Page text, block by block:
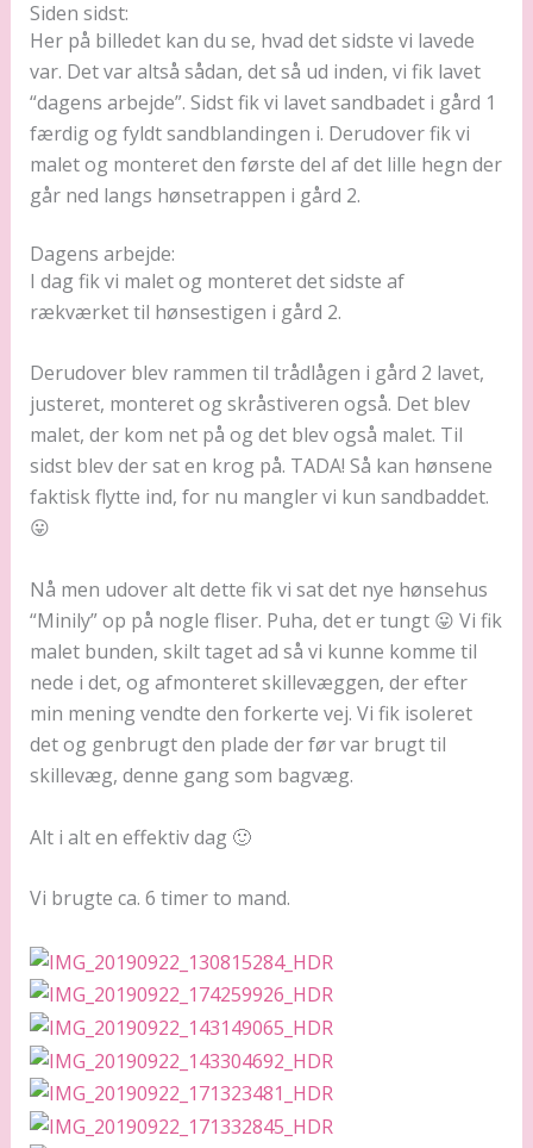
Siden sidst:
Her på billedet kan du se, hvad det sidste vi lavede
var. Det var altså sådan, det så ud inden, vi fik lavet
“dagens arbejde”. Sidst fik vi lavet sandbadet i gård 1
færdig og fyldt sandblandingen i. Derudover fik vi
malet og monteret den første del af det lille hegn der
går ned langs hønsetrappen i gård 2.
Dagens arbejde:
I dag fik vi malet og monteret det sidste af
rækværket til hønsestigen i gård 2.
Derudover blev rammen til trådlågen i gård 2 lavet,
justeret, monteret og skråstiveren også. Det blev
malet, der kom net på og det blev også malet. Til
sidst blev der sat en krog på. TADA! Så kan hønsene
faktisk flytte ind, for nu mangler vi kun sandbaddet.
😛
Nå men udover alt dette fik vi sat det nye hønsehus
“Minily” op på nogle fliser. Puha, det er tungt 😛 Vi fik
malet bunden, skilt taget ad så vi kunne komme til
nede i det, og afmonteret skillevæggen, der efter
min mening vendte den forkerte vej. Vi fik isoleret
det og genbrugt den plade der før var brugt til
skillevæg, denne gang som bagvæg.
Alt i alt en effektiv dag 🙂
Vi brugte ca. 6 timer to mand.